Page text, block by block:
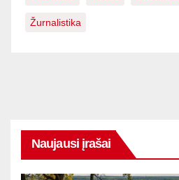
Žurnalistika
Naujausi įrašai